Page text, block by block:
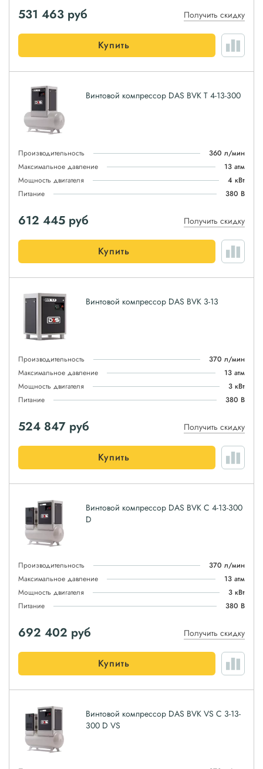
531 463 руб Получить скидку
Купить
Винтовой компрессор DAS BVK T 4-13-300
Производительность
360 л/мин
Максимальное давление
13 атм
Мощность двигателя
4 кВт
Питание
380 В
612 445 руб Получить скидку
Купить
Винтовой компрессор DAS BVK 3-13
Производительность
370 л/мин
Максимальное давление
13 атм
Мощность двигателя
3 кВт
Питание
380 В
524 847 руб Получить скидку
Купить
Винтовой компрессор DAS BVK C 4-13-300
D
Производительность
370 л/мин
Максимальное давление
13 атм
Мощность двигателя
3 кВт
Питание
380 В
692 402 руб Получить скидку
Купить
Винтовой компрессор DAS BVK VS C 3-13-
300 D VS